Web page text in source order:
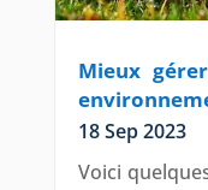
Mieux
18 Sep 2023
Voici